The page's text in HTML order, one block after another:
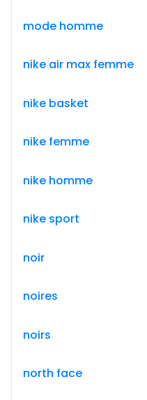
mode homme
nike air max femme
nike basket
nike femme
nike homme
nike sport
noir
noires
noirs
north face